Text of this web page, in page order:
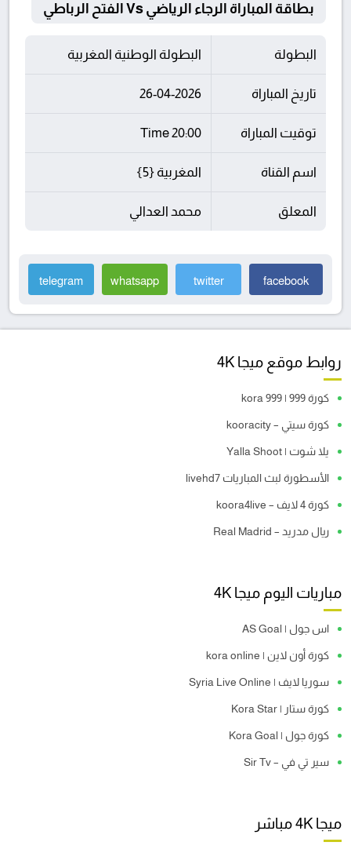
بطاقة المباراة الرجاء الرياضي Vs الفتح الرباطي
البطولة البطولة الوطنية المغربية
تاريخ المباراة 26-04-2026
توقيت المباراة 20:00 Time
اسم القناة المغربية {5}
المعلق محمد العدالي
facebook
twitter
whatsapp
telegram
روابط موقع ميجا 4K
كورة 999 | kora 999
كورة سيتي – kooracity
يلا شوت | Yalla Shoot
الأسطورة لبث المباريات livehd7
كورة 4 لايف – koora4live
ريال مدريد – Real Madrid
مباريات اليوم ميجا 4K
اس جول | AS Goal
كورة أون لاين | kora online
سوريا لايف | Syria Live Online
كورة ستار | Kora Star
كورة جول | Kora Goal
سير تي في – Sir Tv
ميجا 4K مباشر